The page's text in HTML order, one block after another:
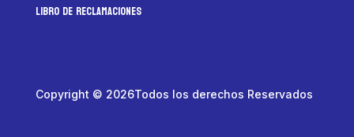
LIBRO DE RECLAMACIONES
Copyright © 2026Todos los derechos Reservados